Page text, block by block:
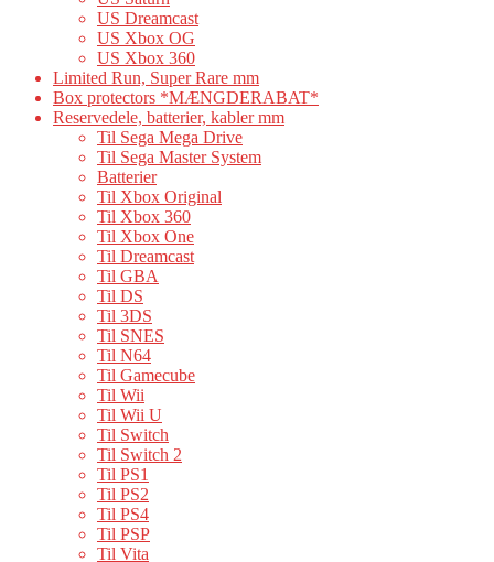
US Dreamcast
US Xbox OG
US Xbox 360
Limited Run, Super Rare mm
Box protectors *MÆNGDERABAT*
Reservedele, batterier, kabler mm
Til Sega Mega Drive
Til Sega Master System
Batterier
Til Xbox Original
Til Xbox 360
Til Xbox One
Til Dreamcast
Til GBA
Til DS
Til 3DS
Til SNES
Til N64
Til Gamecube
Til Wii
Til Wii U
Til Switch
Til Switch 2
Til PS1
Til PS2
Til PS4
Til PSP
Til Vita